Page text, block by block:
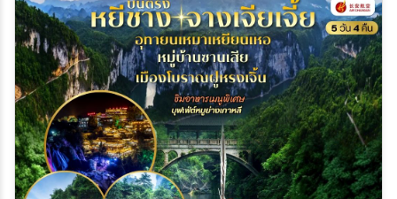
07 พ.ย. 69 - 11 พ.ย. 69
12 พ.ย. 69 - 16 พ.ย. 69
14 พ.ย. 69 - 18 พ.ย. 69
19 พ.ย. 69 - 23 พ.ย. 69
21 พ.ย. 69 - 25 พ.ย. 69
26 พ.ย. 69 - 30 พ.ย. 69
28 พ.ย. 69 - 02 ธ.ค. 69
03 ธ.ค. 69 - 07 ธ.ค. 69
05 ธ.ค. 69 - 09 ธ.ค. 69
10 ธ.ค. 69 - 14 ธ.ค. 69
12 ธ.ค. 69 - 16 ธ.ค. 69
17 ธ.ค. 69 - 21 ธ.ค. 69
19 ธ.ค. 69 - 23 ธ.ค. 69
07 ม.ค. 70 - 11 ม.ค. 70
09 ม.ค. 70 - 13 ม.ค. 70
14 ม.ค. 70 - 18 ม.ค. 70
16 ม.ค. 70 - 20 ม.ค. 70
21 ม.ค. 70 - 25 ม.ค. 70
23 ม.ค. 70 - 27 ม.ค. 70
28 ม.ค. 70 - 01 ก.พ. 70
30 ม.ค. 70 - 03 ก.พ. 70
13 ก.พ. 70 - 17 ก.พ. 70